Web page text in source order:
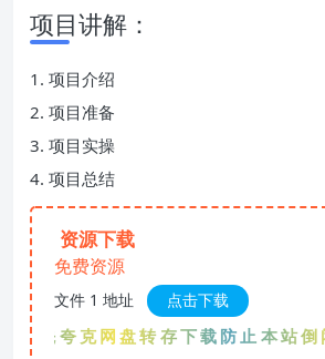
项目讲解：
1. 项目介绍
2. 项目准备
3. 项目实操
4. 项目总结
资源下载
免费资源
文件 1 地址 点击下载
先夸克网盘转存下载防止本站倒闭